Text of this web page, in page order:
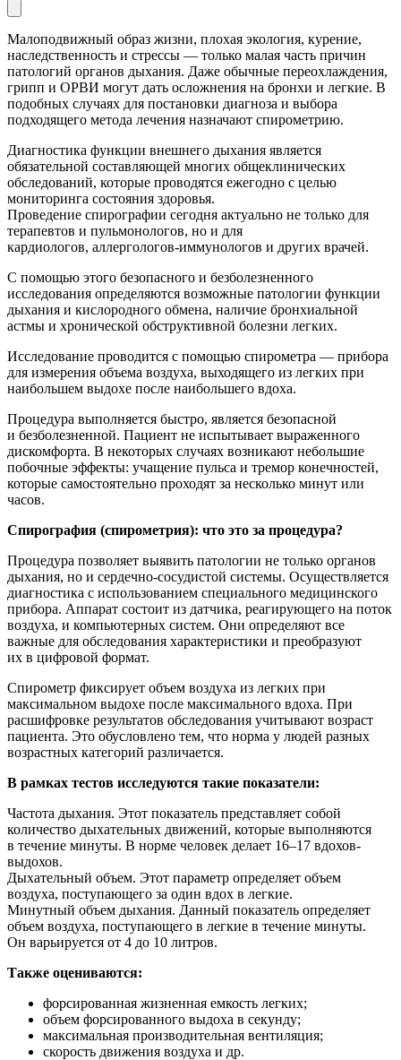
Малоподвижный образ жизни, плохая экология, курение,
наследственность и стрессы — только малая часть причин
патологий органов дыхания. Даже обычные переохлаждения,
грипп и ОРВИ могут дать осложнения на бронхи и легкие. В
подобных случаях для постановки диагноза и выбора
подходящего метода лечения назначают спирометрию.
Диагностика функции внешнего дыхания является
обязательной составляющей многих общеклинических
обследований, которые проводятся ежегодно с целью
мониторинга состояния здоровья.
Проведение спирографии сегодня актуально не только для
терапевтов и пульмонологов, но и для
кардиологов, аллергологов-иммунологов и других врачей.
С помощью этого безопасного и безболезненного
исследования определяются возможные патологии функции
дыхания и кислородного обмена, наличие бронхиальной
астмы и хронической обструктивной болезни легких.
Исследование проводится с помощью спирометра ― прибора
для измерения объема воздуха, выходящего из легких при
наибольшем выдохе после наибольшего вдоха.
Процедура выполняется быстро, является безопасной
и безболезненной. Пациент не испытывает выраженного
дискомфорта. В некоторых случаях возникают небольшие
побочные эффекты: учащение пульса и тремор конечностей,
которые самостоятельно проходят за несколько минут или
часов.
Спирография (спирометрия): что это за процедура?
Процедура позволяет выявить патологии не только органов
дыхания, но и сердечно-сосудистой системы. Осуществляется
диагностика с использованием специального медицинского
прибора. Аппарат состоит из датчика, реагирующего на поток
воздуха, и компьютерных систем. Они определяют все
важные для обследования характеристики и преобразуют
их в цифровой формат.
Спирометр фиксирует объем воздуха из легких при
максимальном выдохе после максимального вдоха. При
расшифровке результатов обследования учитывают возраст
пациента. Это обусловлено тем, что норма у людей разных
возрастных категорий различается.
В рамках тестов исследуются такие показатели:
Частота дыхания. Этот показатель представляет собой
количество дыхательных движений, которые выполняются
в течение минуты. В норме человек делает 16–17 вдохов-
выдохов.
Дыхательный объем. Этот параметр определяет объем
воздуха, поступающего за один вдох в легкие.
Минутный объем дыхания. Данный показатель определяет
объем воздуха, поступающего в легкие в течение минуты.
Он варьируется от 4 до 10 литров.
Также оцениваются:
форсированная жизненная емкость легких;
объем форсированного выдоха в секунду;
максимальная производительная вентиляция;
скорость движения воздуха и др.